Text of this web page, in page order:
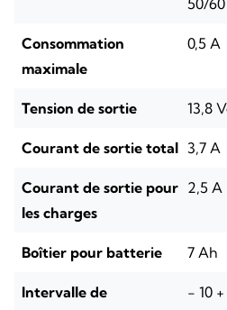
Consommation
maximale
0,5 A
Tension de sortie 13,8
Courant de sortie total 3,7 A
Courant de sortie pour
les charges
2,5 A
Boîtier pour batterie 7 Ah
Intervalle de
- 10 +